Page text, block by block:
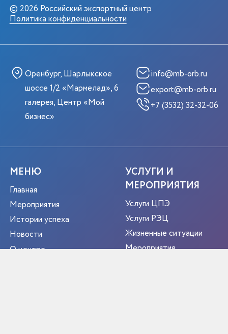
© 2026 Российский экспортный центр
Политика конфиденциальности
Оренбург, Шарлыкское
шоссе 1/2 «Мармелад», 6
галерея, Центр «Мой
бизнес»
info@mb-orb.ru
export@mb-orb.ru
+7 (3532) 32-32-06
МЕНЮ
Главная
Мероприятия
Истории успеха
Новости
О центре
УСЛУГИ И
МЕРОПРИЯТИЯ
Услуги ЦПЭ
Услуги РЭЦ
Жизненные ситуации
Мероприятия